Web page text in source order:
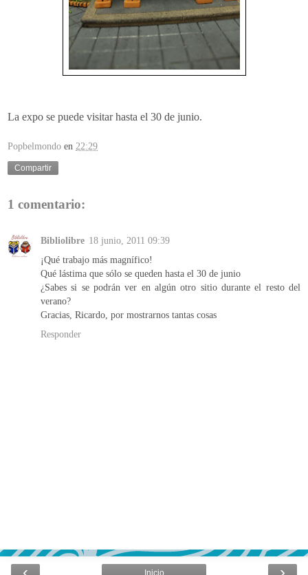
La expo se puede visitar hasta el 30 de junio.
Popbelmondo en 22:29
Compartir
1 comentario:
Bibliolibre 18 junio, 2011 09:39
¡Qué trabajo más magnífico!
Qué lástima que sólo se queden hasta el 30 de junio
¿Sabes si se podrán ver en algún otro sitio durante el resto del
verano?
Gracias, Ricardo, por mostrarnos tantas cosas
Responder